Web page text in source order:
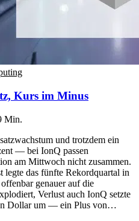
Kurs im Minus
Min.
und trotzdem ein
— bei IonQ passen
am Mittwoch nicht zusammen.
legte das fünfte Rekordquartal in
genauer auf die
Verlust auch IonQ setzte
Dollar um — ein Plus von…